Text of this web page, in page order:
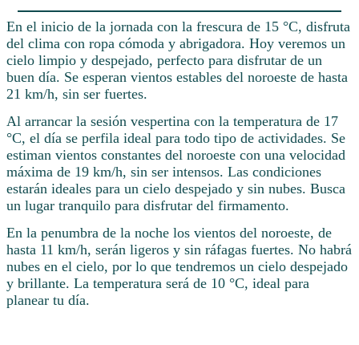
En el inicio de la jornada con la frescura de 15 °C, disfruta
del clima con ropa cómoda y abrigadora. Hoy veremos un
cielo limpio y despejado, perfecto para disfrutar de un
buen día. Se esperan vientos estables del noroeste de hasta
21 km/h, sin ser fuertes.
Al arrancar la sesión vespertina con la temperatura de 17
°C, el día se perfila ideal para todo tipo de actividades. Se
estiman vientos constantes del noroeste con una velocidad
máxima de 19 km/h, sin ser intensos. Las condiciones
estarán ideales para un cielo despejado y sin nubes. Busca
un lugar tranquilo para disfrutar del firmamento.
En la penumbra de la noche los vientos del noroeste, de
hasta 11 km/h, serán ligeros y sin ráfagas fuertes. No habrá
nubes en el cielo, por lo que tendremos un cielo despejado
y brillante. La temperatura será de 10 °C, ideal para
planear tu día.